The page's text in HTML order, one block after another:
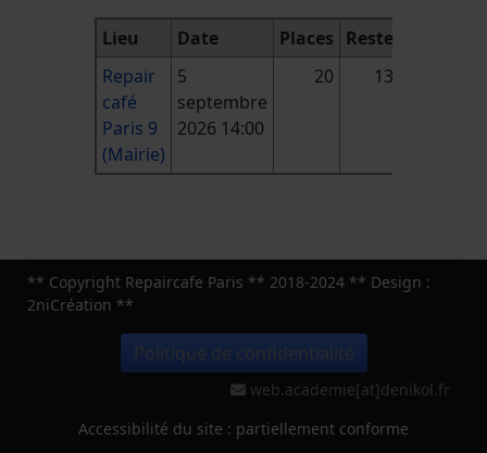
Lieu Date Places Reste
Repair
café
Paris 9
(Mairie)
5
septembre
2026 14:00
20 13
** Copyright Repaircafe Paris ** 2018-2024 ** Design :
2niCréation **
Politique de confidentialité
web.academie[at]denikol.fr
Accessibilité du site : partiellement conforme